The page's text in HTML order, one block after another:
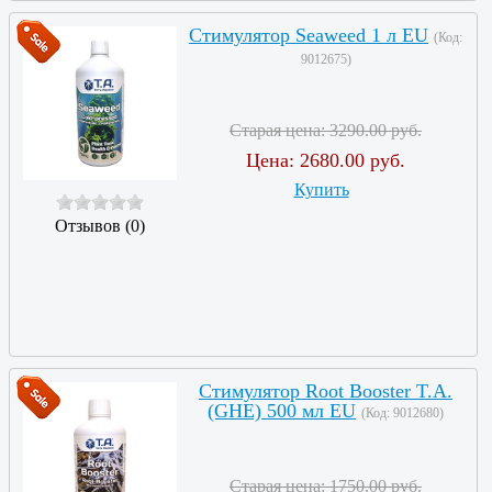
Отзывов (0)
Стимулятор Seaweed 1 л EU (Код:
9012675)
Старая цена:3290.00 руб.
Цена: 2680.00 руб.
Купить
Стимулятор Root Booster T.A.
(GHE) 500 мл EU (Код: 9012680)
Старая цена:1750.00 руб.